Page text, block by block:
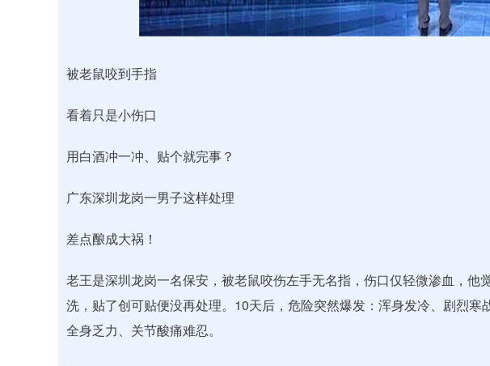
被老鼠咬到手指
看着只是小伤口
用白酒冲一冲、贴个就完事？
广东深圳龙岗一男子这样处理
差点酿成大祸！
老王是深圳龙岗一名保安，被老鼠咬伤左手无名指，伤口仅轻微渗血，他
洗，贴了创可贴便没再处理。10天后，危险突然爆发：浑身发冷、剧烈
全身乏力、关节酸痛难忍。
深证成指 14311.01 200.89 1.42% 沪深